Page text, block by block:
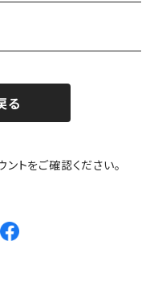
る
トをご確認ください。